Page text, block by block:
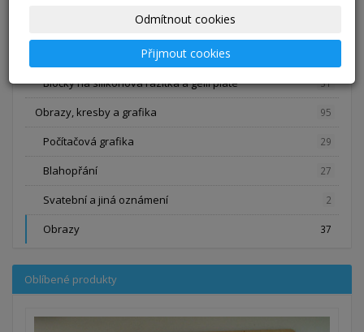
Vinuté perle vlastní výroby, jednotlivé kusy
Zdobení skla, výroba vinutek
Bločky na silikonová razítka a gelli plate 31
Obrazy, kresby a grafika 95
Počítačová grafika 29
Blahopřání 27
Svatební a jiná oznámení 2
Obrazy 37
Oblíbené produkty
Odmítnout cookies
Přijmout cookies